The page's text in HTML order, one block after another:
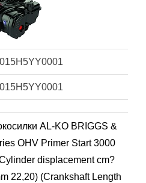
AL-KO BRIGGS &
OHV Primer Start 3000
displacement cm?
22,20) (Crankshaft Length